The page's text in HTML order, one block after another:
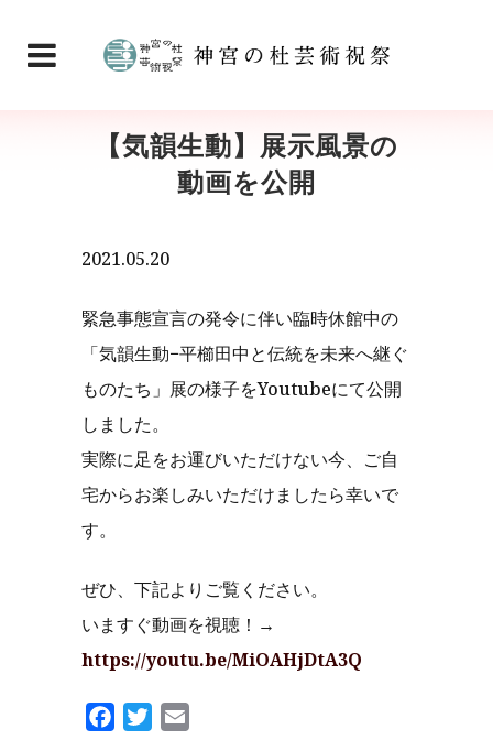
【気韻生動】展示風景の
動画を公開
2021.05.20
緊急事態宣言の発令に伴い臨時休館中の
「気韻生動−平櫛田中と伝統を未来へ継ぐ
ものたち」展の様子をYoutubeにて公開
しました。
実際に足をお運びいただけない今、ご自
宅からお楽しみいただけましたら幸いで
す。
ぜひ、下記よりご覧ください。
いますぐ動画を視聴！→
https://youtu.be/MiOAHjDtA3Q
FacebookTwitter